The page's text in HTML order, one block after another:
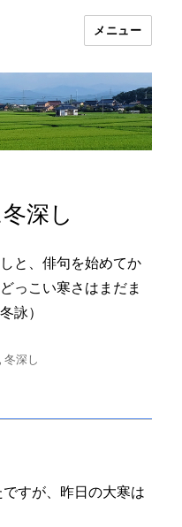
メニュー
深し
と、俳句を始めてか
っこい寒さはまだま
詠）
,冬深し
すが、昨日の大寒は